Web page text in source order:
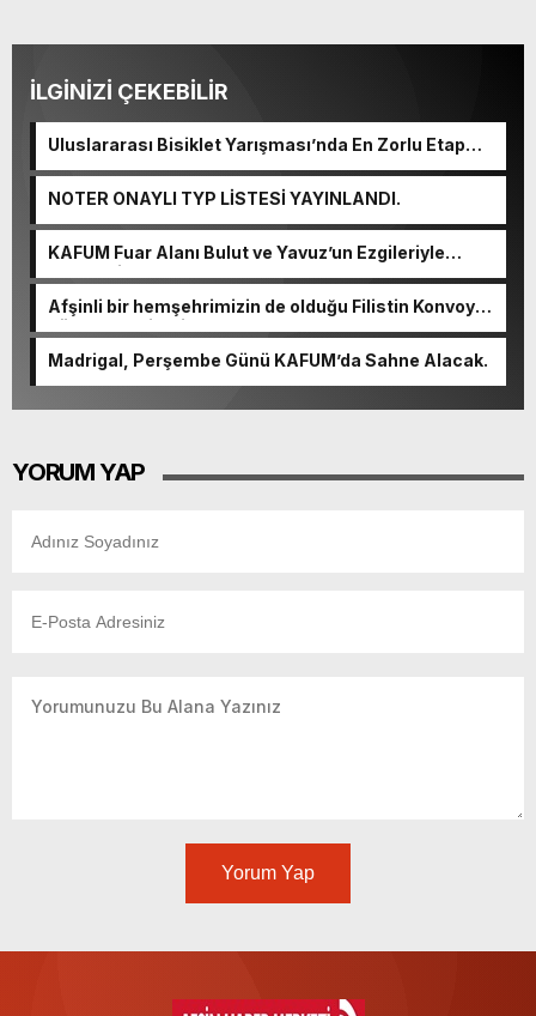
İLGİNİZİ ÇEKEBİLİR
Uluslararası Bisiklet Yarışması’nda En Zorlu Etap
NOTER ONAYLI TYP LİSTESİ YAYINLANDI.
KAFUM Fuar Alanı Bulut ve Yavuz’un Ezgileriyle
Şenlendi.
Afşinli bir hemşehrimizin de olduğu Filistin Konvoyu,
güçlenerek ilerliyor.
Madrigal, Perşembe Günü KAFUM’da Sahne Alacak.
YORUM YAP
Yorum Yap